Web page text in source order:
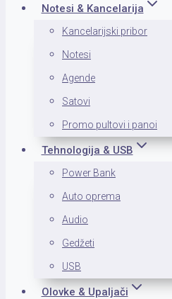
Notesi & Kancelarija
Kancelarijski pribor
Notesi
Agende
Satovi
Promo pultovi i panoi
Tehnologija & USB
Power Bank
Auto oprema
Audio
Gedžeti
USB
Olovke & Upaljači